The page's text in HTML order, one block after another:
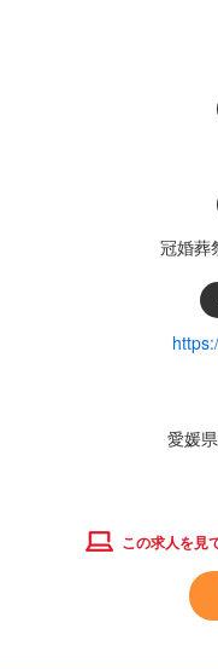
冠婚葬
愛媛
この求人を見